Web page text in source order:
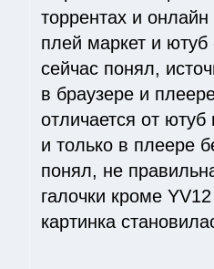
торрентах и
плей маркет и ютуб
сейчас понял,
в браузере и
отличается от
и только в плеере
понял, не
галочки кроме
картинка